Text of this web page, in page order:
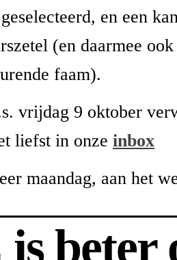
en een
(en daarmee
faam).
vrijdag 9 oktober
liefst in onze inbox
maandag, aan het
is beter